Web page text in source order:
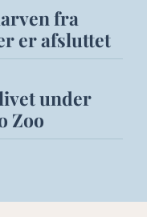
fra
er afsluttet
under
Zoo